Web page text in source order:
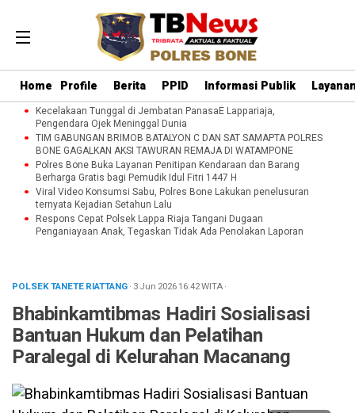
Home Profile Berita PPID Informasi Publik
Kecelakaan Tunggal di Jembatan PanasaE Lappariaja,
Pengendara Ojek Meninggal Dunia
TIM GABUNGAN BRIMOB BATALYON C DAN SAT SAMAPTA POLRES
BONE GAGALKAN AKSI TAWURAN REMAJA DI WATAMPONE
Polres Bone Buka Layanan Penitipan Kendaraan dan Barang
Berharga Gratis bagi Pemudik Idul Fitri 1447 H
Viral Video Konsumsi Sabu, Polres Bone Lakukan penelusuran
ternyata Kejadian Setahun Lalu
Respons Cepat Polsek Lappa Riaja Tangani Dugaan
Penganiayaan Anak, Tegaskan Tidak Ada Penolakan Laporan
POLSEK TANETE RIATTANG· 3 Jun 202616:42WITA·
Bhabinkamtibmas Hadiri Sosialisasi
Bantuan Hukum dan Pelatihan
Paralegal di Kelurahan Macanang